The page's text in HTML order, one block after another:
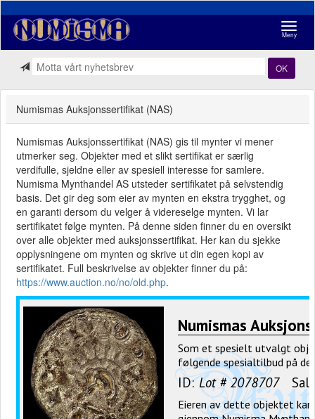
Meny
OK
Numismas Auksjonssertifikat (NAS)
Numismas Auksjonssertifikat (NAS) gis til mynter vi mener
utmerker seg. Objekter med et slikt sertifikat er særlig
verdifulle, sjeldne eller av spesiell interesse for samlere.
Numisma Mynthandel AS utsteder sertifikatet på selvstendig
basis. Det gir deg som eier av mynten en ekstra trygghet, og
en garanti dersom du velger å videreselge mynten. Vi lar
sertifikatet følge mynten. På denne siden finner du en oversikt
over alle objekter med auksjonssertifikat. Her kan du sjekke
opplysningene om mynten og skrive ut din egen kopi av
sertifikatet. Full beskrivelse av objekter finner du på:
https://www.auction.no/no/old.php.